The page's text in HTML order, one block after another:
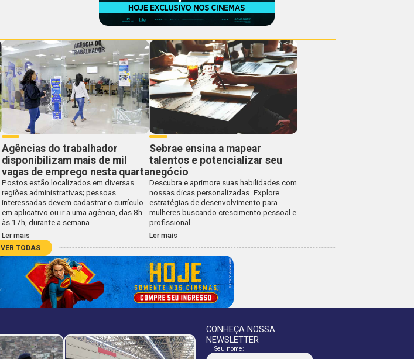
Agências do trabalhador
disponibilizam mais de mil
vagas de emprego nesta quarta
Postos estão localizados em diversas
regiões administrativas; pessoas
interessadas devem cadastrar o currículo
em aplicativo ou ir a uma agência, das 8h
às 17h, durante a semana
Ler mais
Sebrae ensina a mapear
talentos e potencializar seu
negócio
Descubra e aprimore suas habilidades com
nossas dicas personalizadas. Explore
estratégias de desenvolvimento para
mulheres buscando crescimento pessoal e
profissional.
Ler mais
VER TODAS
CONHEÇA NOSSA
NEWSLETTER
Seu nome: